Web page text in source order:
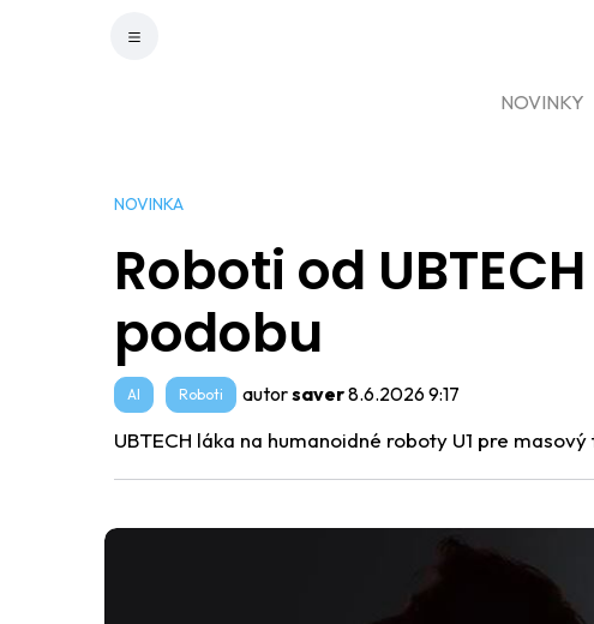
NOVINKY
NOVINKA
Roboti od
podobu
AI Roboti autorsaver8.6.2026 9:17
UBTECH láka na humanoidné roboty U1 pre masový